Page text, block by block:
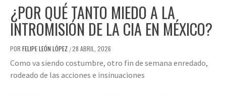
¿POR QUÉ TANTO MIEDO A LA
INTROMISIÓN DE LA CIA EN MÉXICO?
POR FELIPE LEÓN LÓPEZ /28 ABRIL, 2026
Como va siendo costumbre, otro fin de semana enredado,
rodeado de las acciones e insinuaciones